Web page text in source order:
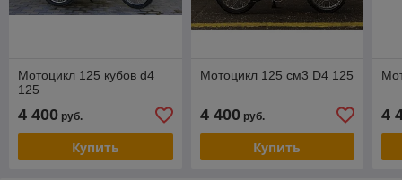
Мотоцикл 125 кубов d4
125
4 400 руб.
Купить
Мотоцикл 125 см3 D4 125
4 400руб.
Купить
4